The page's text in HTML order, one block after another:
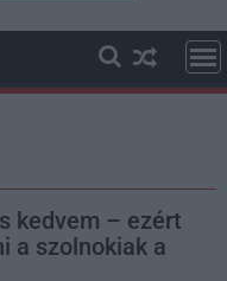
kedvem – ezért
a szolnokiak a